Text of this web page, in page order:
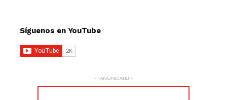
Síguenos en YouTube
- ¡ANÚNCIATE! -